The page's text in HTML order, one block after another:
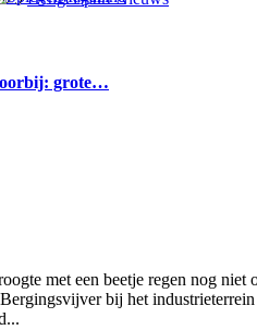
grote…
met een beetje regen nog niet
bij het